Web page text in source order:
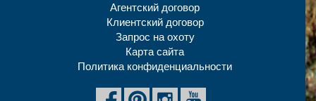
Агентский договор
Клиентский договор
Запрос на охоту
Карта сайта
Политика конфиденциальности